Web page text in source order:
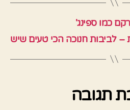
כמו ספינג'
– לביבות חנוכה הכי טעים שיש
תגובה